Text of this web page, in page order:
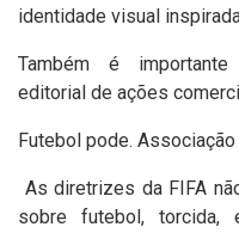
identidade visual
Também é importante
editorial de ações
Futebol pode.
As diretrizes da FIFA
sobre futebol, torcida,